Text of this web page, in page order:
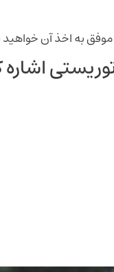
موفق به اخذ آن
اشاره